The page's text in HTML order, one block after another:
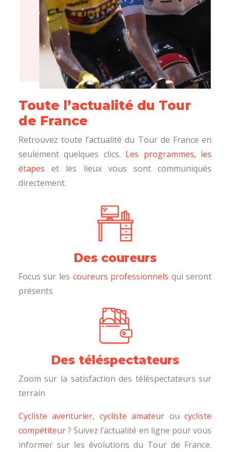
Toute l’actualité du Tour
de France
Retrouvez toute l’actualité du Tour de France en
seulement quelques clics. Les programmes, les
étapes et les lieux vous sont communiqués
directement.
Des coureurs
Focus sur les coureurs professionnels qui seront
présents
Des téléspectateurs
Zoom sur la satisfaction des téléspectateurs sur
terrain
Cycliste aventurier, cycliste amateur oucycliste
compétiteur? Suivez l’actualité en ligne pour vous
informer sur les évolutions du Tour de France.